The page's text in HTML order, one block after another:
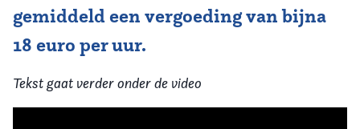
gemiddeld een vergoeding van bijna
18 euro per uur.
Tekst gaat verder onder de video